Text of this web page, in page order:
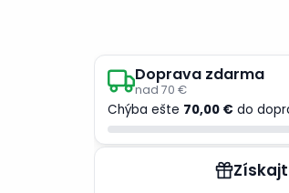
Doprava zdarma
nad 70 €
Chýba ešte 70,00 € do